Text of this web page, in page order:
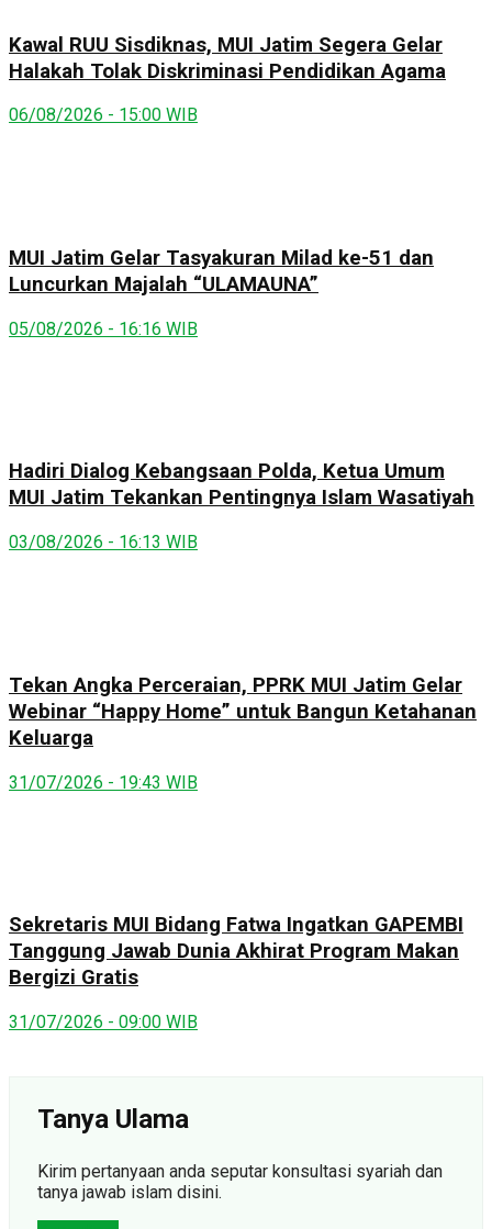
Kawal RUU Sisdiknas, MUI Jatim Segera Gelar
Halakah Tolak Diskriminasi Pendidikan Agama
06/08/2026 - 15:00 WIB
MUI Jatim Gelar Tasyakuran Milad ke-51 dan
Luncurkan Majalah “ULAMAUNA”
05/08/2026 - 16:16 WIB
Hadiri Dialog Kebangsaan Polda, Ketua Umum
MUI Jatim Tekankan Pentingnya Islam Wasatiyah
03/08/2026 - 16:13 WIB
Tekan Angka Perceraian, PPRK MUI Jatim Gelar
Webinar “Happy Home” untuk Bangun Ketahanan
Keluarga
31/07/2026 - 19:43 WIB
Sekretaris MUI Bidang Fatwa Ingatkan GAPEMBI
Tanggung Jawab Dunia Akhirat Program Makan
Bergizi Gratis
31/07/2026 - 09:00 WIB
Tanya Ulama
Kirim pertanyaan anda seputar konsultasi syariah dan
tanya jawab islam disini.